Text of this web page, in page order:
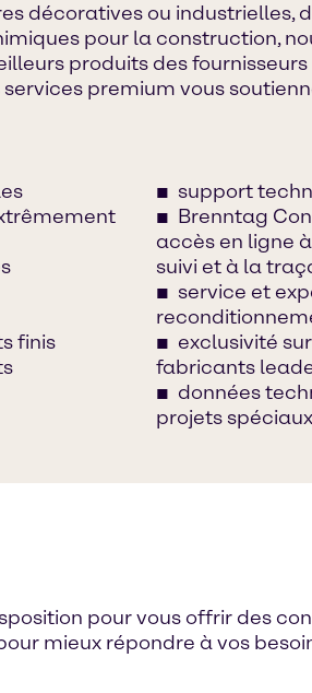
décoratives ou industrielles,
pour la construction,
produits des
premium vous
finis
support
Brenntag
accès en ligne
suivi et à la
service et
exclusivité
fabricants
données
projets spéciaux
pour vous offrir des
mieux répondre à vos